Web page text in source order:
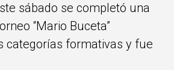
sábado se completó una
“Mario Buceta”
categorías formativas y fue